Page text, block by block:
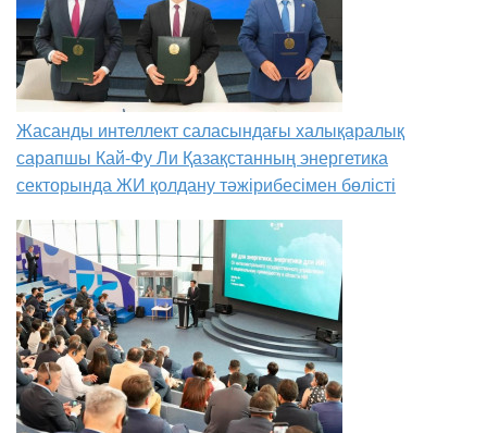
Жасанды интеллект саласындағы халықаралық
сарапшы Кай-Фу Ли Қазақстанның энергетика
секторында ЖИ қолдану тәжірибесімен бөлісті